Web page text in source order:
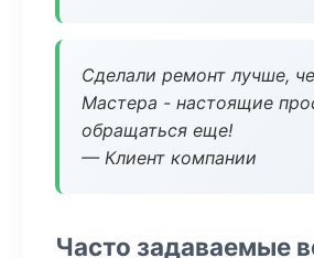
Сделали ремонт лучше,
Мастера - настоящие
обращаться еще!
— Клиент компании
Часто задаваемые